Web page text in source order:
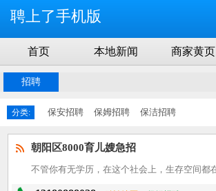
聘上了手机版
首页 本地新闻 商家黄页
招聘
分类: 保安招聘 保姆招聘 保洁招聘
朝阳区8000育儿嫂急招